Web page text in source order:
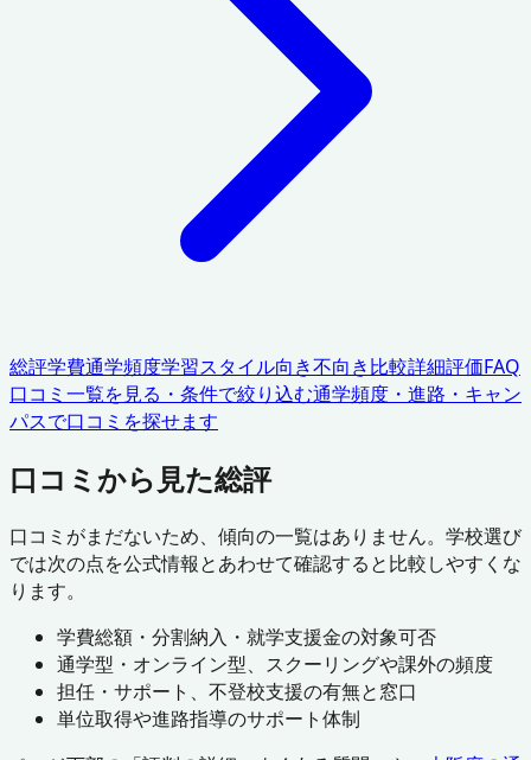
総評学費通学頻度学習スタイル向き不向き比較詳細評価FAQ
口コミ一覧を見る・条件で絞り込む通学頻度・進路・キャン
パスで口コミを探せます
口コミから見た総評
口コミがまだないため、傾向の一覧はありません。学校選び
では次の点を公式情報とあわせて確認すると比較しやすくな
ります。
学費総額・分割納入・就学支援金の対象可否
通学型・オンライン型、スクーリングや課外の頻度
担任・サポート、不登校支援の有無と窓口
単位取得や進路指導のサポート体制